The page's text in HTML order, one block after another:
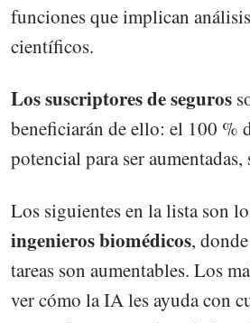
funciones que implican
científicos.
Los suscriptores de seguros
beneficiarán de ello: el 100 %
potencial para ser
Los siguientes en la lista son
ingenieros biomédicos,
tareas son aumentables. Los
ver cómo la IA les ayuda con